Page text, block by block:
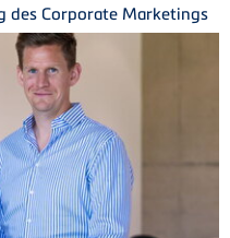
des Corporate Marketings